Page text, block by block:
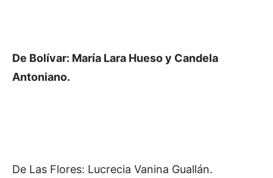
De Bolívar: María Lara Hueso y Candela
Antoniano.
De Las Flores: Lucrecia Vanina Guallán.